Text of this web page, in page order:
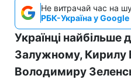
Не витрачай час на
РБК-Україна у Google
Українці найбільше
Залужному, Кирилу
Володимиру